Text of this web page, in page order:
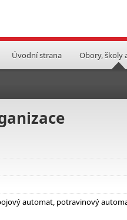
Úvodní strana Obory, školy
automat, potravinový